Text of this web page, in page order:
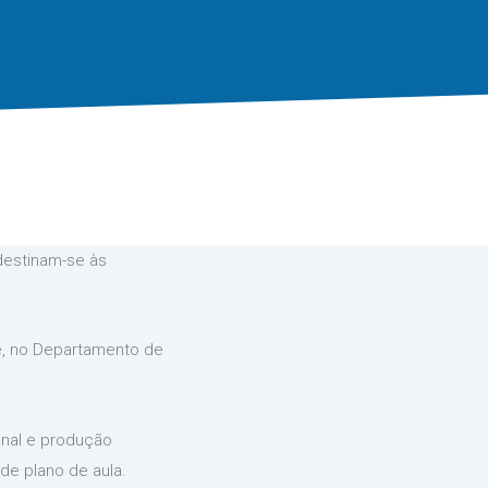
se às
no Departamento de
e produção
plano de aula.